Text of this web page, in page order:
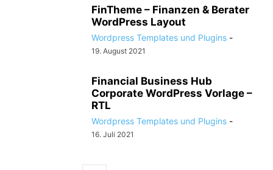
FinTheme – Finanzen & Berater
WordPress Layout
Wordpress Templates und Plugins -
19. August 2021
Financial Business Hub
Corporate WordPress Vorlage –
RTL
Wordpress Templates und Plugins -
16. Juli 2021